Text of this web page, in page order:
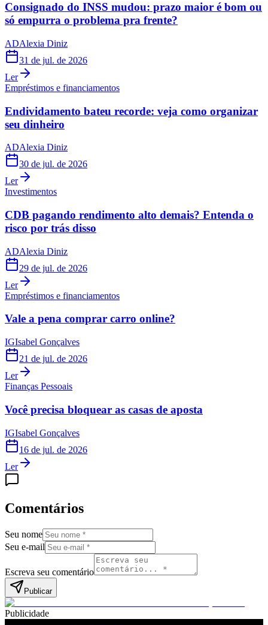
Consignado do INSS mudou: prazo maior é bom ou
só empurra o problema pra frente?
ADAlexia Diniz
31 de jul. de 2026
Ler
Empréstimos e financiamentos
Endividamento bateu recorde: veja como organizar
seu dinheiro
ADAlexia Diniz
30 de jul. de 2026
Ler
Investimentos
CDB pagando rendimento alto demais? Entenda o
risco por trás disso
ADAlexia Diniz
29 de jul. de 2026
Ler
Empréstimos e financiamentos
Vale a pena comprar carro online?
IGIsabel Gonçalves
21 de jul. de 2026
Ler
Finanças Pessoais
Você precisa bloquear as casas de aposta
IGIsabel Gonçalves
16 de jul. de 2026
Ler
Comentários
Seu nome
Seu e-mail
Escreva seu comentário
Publicar
Publicidade